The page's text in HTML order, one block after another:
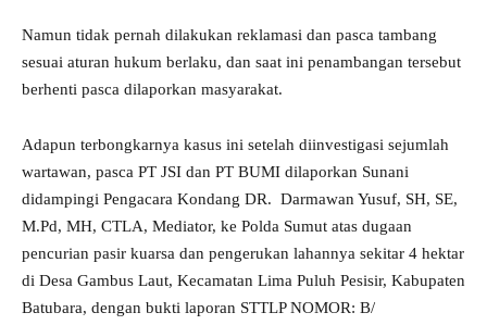
Namun tidak pernah dilakukan reklamasi dan pasca tambang
sesuai aturan hukum berlaku, dan saat ini penambangan tersebut
berhenti pasca dilaporkan masyarakat.
Adapun terbongkarnya kasus ini setelah diinvestigasi sejumlah
wartawan, pasca PT JSI dan PT BUMI dilaporkan Sunani
didampingi Pengacara Kondang DR. Darmawan Yusuf, SH, SE,
M.Pd, MH, CTLA, Mediator, ke Polda Sumut atas dugaan
pencurian pasir kuarsa dan pengerukan lahannya sekitar 4 hektar
di Desa Gambus Laut, Kecamatan Lima Puluh Pesisir, Kabupaten
Batubara, dengan bukti laporan STTLP NOMOR: B/